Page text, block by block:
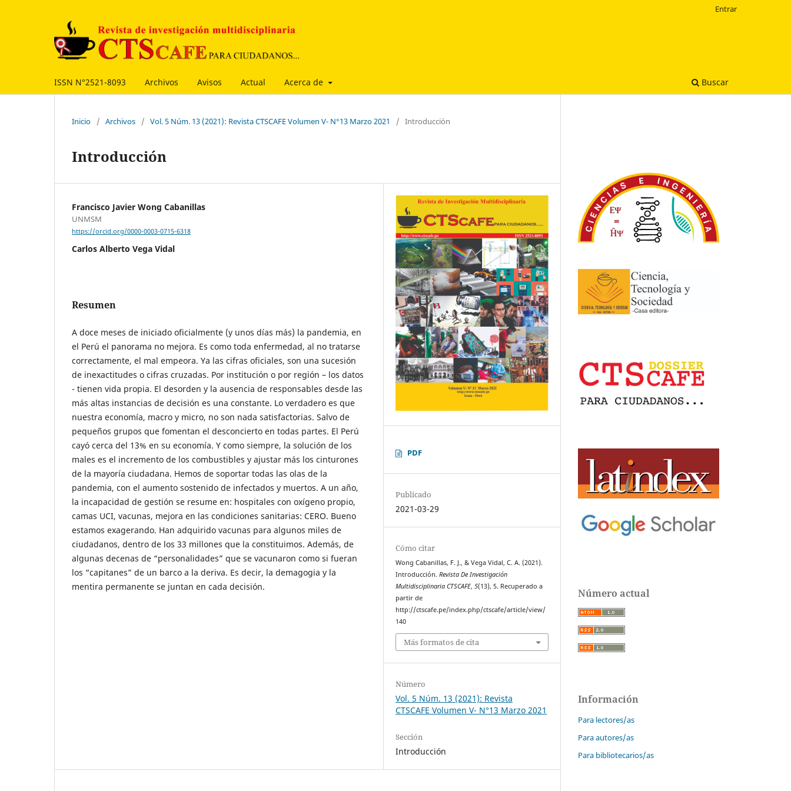
ISSN N°2521-8093 Archivos Avisos Actual Acerca de Buscar
Entrar
Inicio / Archivos / Vol. 5 Núm. 13 (2021): Revista CTSCAFE Volumen V- N°13 Marzo 2021 / Introducción
Introducción
Francisco Javier Wong Cabanillas
UNMSM
https://orcid.org/0000-0003-0715-6318
Carlos Alberto Vega Vidal
Resumen
A doce meses de iniciado oficialmente (y unos días más) la pandemia, en
el Perú el panorama no mejora. Es como toda enfermedad, al no tratarse
correctamente, el mal empeora. Ya las cifras oficiales, son una sucesión
de inexactitudes o cifras cruzadas. Por institución o por región – los datos
- tienen vida propia. El desorden y la ausencia de responsables desde las
más altas instancias de decisión es una constante. Lo verdadero es que
nuestra economía, macro y micro, no son nada satisfactorias. Salvo de
pequeños grupos que fomentan el desconcierto en todas partes. El Perú
cayó cerca del 13% en su economía. Y como siempre, la solución de los
males es el incremento de los combustibles y ajustar más los cinturones
de la mayoría ciudadana. Hemos de soportar todas las olas de la
pandemia, con el aumento sostenido de infectados y muertos. A un año,
la incapacidad de gestión se resume en: hospitales con oxígeno propio,
camas UCI, vacunas, mejora en las condiciones sanitarias: CERO. Bueno
estamos exagerando. Han adquirido vacunas para algunos miles de
ciudadanos, dentro de los 33 millones que la constituimos. Además, de
algunas decenas de “personalidades” que se vacunaron como si fueran
los “capitanes” de un barco a la deriva. Es decir, la demagogia y la
mentira permanente se juntan en cada decisión.
PDF
Publicado
2021-03-29
Cómo citar
Wong Cabanillas, F. J., & Vega Vidal, C. A. (2021).
Introducción.Revista De Investigación
Multidisciplinaria CTSCAFE,5(13), 5. Recuperado a
partir de
http://ctscafe.pe/index.php/ctscafe/article/view/
140
Más formatos de cita
Número
Vol. 5 Núm. 13 (2021): Revista
CTSCAFE Volumen V- N°13 Marzo 2021
Sección
Introducción
Número actual
Información
Para lectores/as
Para autores/as
Para bibliotecarios/as